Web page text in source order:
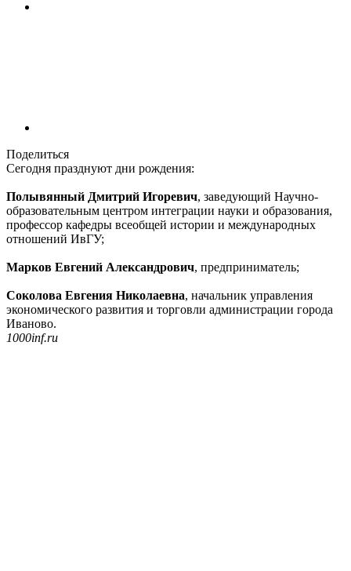
Поделиться
Сегодня празднуют дни рождения:
Полывянный Дмитрий Игоревич, заведующий Научно-
образовательным центром интеграции науки и образования,
профессор кафедры всеобщей истории и международных
отношений ИвГУ;
Марков Евгений Александрович, предприниматель;
Соколова Евгения Николаевна, начальник управления
экономического развития и торговли администрации города
Иваново.
1000inf.ru